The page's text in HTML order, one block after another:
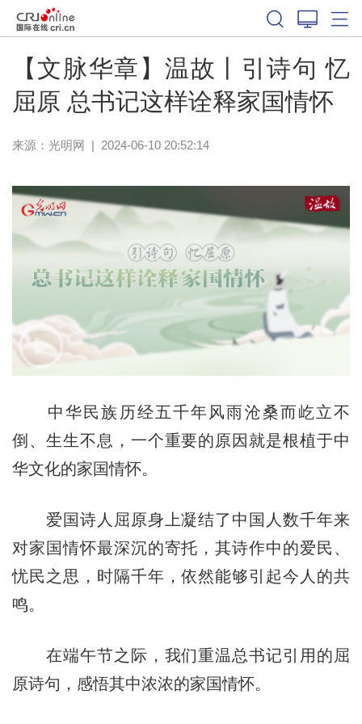
【文脉华章】温故丨引诗句 忆
屈原 总书记这样诠释家国情怀
来源： 光明网 | 2024-06-10 20:52:14
中华民族历经五千年风雨沧桑而屹立不
倒、生生不息，一个重要的原因就是根植于中
华文化的家国情怀。
爱国诗人屈原身上凝结了中国人数千年来
对家国情怀最深沉的寄托，其诗作中的爱民、
忧民之思，时隔千年，依然能够引起今人的共
鸣。
在端午节之际，我们重温总书记引用的屈
原诗句，感悟其中浓浓的家国情怀。